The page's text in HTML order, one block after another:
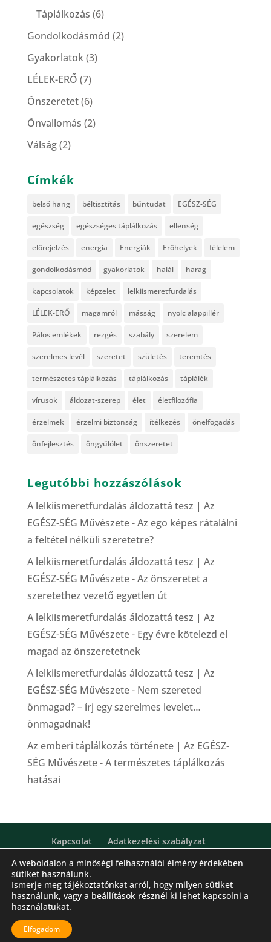
Táplálkozás (6)
Gondolkodásmód (2)
Gyakorlatok(3)
LÉLEK-ERŐ (7)
Önszeretet(6)
Önvallomás (2)
Válság(2)
Címkék
belső hang béltisztítás bűntudat EGÉSZ-SÉG
egészség egészséges táplálkozás ellenség
előrejelzés energia Energiák Erőhelyek félelem
gondolkodásmód gyakorlatok halál harag
kapcsolatok képzelet lelkiismeretfurdalás
LÉLEK-ERŐ magamról másság nyolc alappillér
Pálos emlékek rezgés szabály szerelem
szerelmes levél szeretet születés teremtés
természetes táplálkozás táplálkozás táplálék
vírusok áldozat-szerep élet életfilozófia
érzelmek érzelmi biztonság ítélkezés önelfogadás
önfejlesztés öngyűlölet önszeretet
Legutóbbi hozzászólások
A lelkiismeretfurdalás áldozattá tesz | Az
EGÉSZ-SÉG Művészete-Az ego képes rátalálni
a feltétel nélküli szeretetre?
A lelkiismeretfurdalás áldozattá tesz | Az
EGÉSZ-SÉG Művészete-Az önszeretet a
szeretethez vezető egyetlen út
A lelkiismeretfurdalás áldozattá tesz | Az
EGÉSZ-SÉG Művészete- Egy évre kötelezd el
magad az önszeretetnek
A lelkiismeretfurdalás áldozattá tesz | Az
EGÉSZ-SÉG Művészete- Nem szereted
önmagad? – írj egy szerelmes levelet…
önmagadnak!
Az emberi táplálkozás története | Az EGÉSZ-
SÉG Művészete-A természetes táplálkozás
hatásai
Kapcsolat
Adatkezelési szabályzat
Általános Szerződési Feltételek (ÁSZF)
HTML Snippets
A weboldalon a minőségi felhasználói élmény érdekében
sütiket használunk.
Ismerje meg tájékoztatónkat arról, hogy milyen sütiket
használunk, vagy a beállítások résznél ki lehet kapcsolni a
használatukat.
Elfogadom